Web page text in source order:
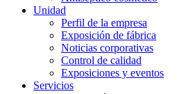
Unidad
Perfil de la empresa
Exposición de fábrica
Noticias corporativas
Control de calidad
Exposiciones y eventos
Servicios